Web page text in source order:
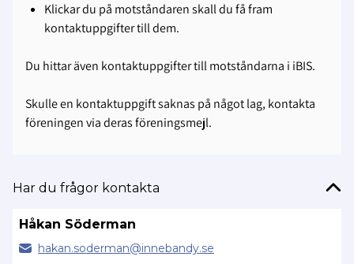
Klickar du på motståndaren skall du få fram
kontaktuppgifter till dem.
Du hittar även kontaktuppgifter till motståndarna i iBIS.
Skulle en kontaktuppgift saknas på något lag, kontakta
föreningen via deras föreningsmejl.
Har du frågor kontakta
Håkan Söderman
hakan.soderman@innebandy.se